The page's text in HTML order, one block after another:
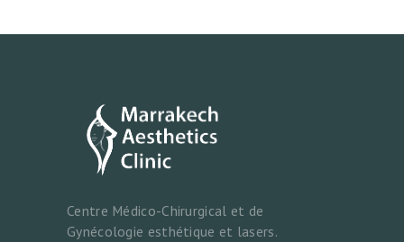
Centre Médico-Chirurgical et de
Gynécologie esthétique et lasers.